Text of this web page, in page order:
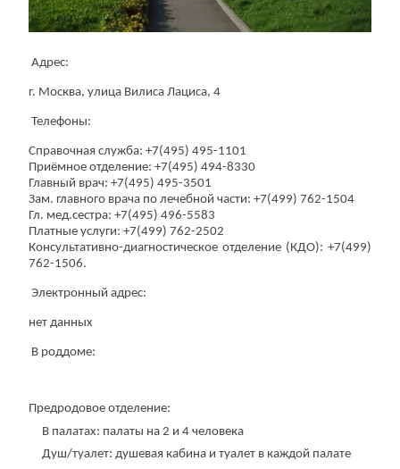
Адрес:
г. Москва, улица Вилиса Лациса, 4
Телефоны:
Справочная служба: +7(495) 495-1101
Приёмное отделение: +7(495) 494-8330
Главный врач: +7(495) 495-3501
Зам. главного врача по лечебной части: +7(499) 762-1504
Гл. мед.сестра: +7(495) 496-5583
Платные услуги: +7(499) 762-2502
Консультативно-диагностическое отделение (КДО): +7(499)
762-1506.
Электронный адрес:
нет данных
В роддоме:
Предродовое отделение:
В палатах: палаты на 2 и 4 человека
Душ/туалет: душевая кабина и туалет в каждой палате